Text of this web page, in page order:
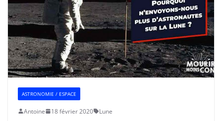
ASTRONOMIE / ESPACE
Antoine 18 février 2020 Lune